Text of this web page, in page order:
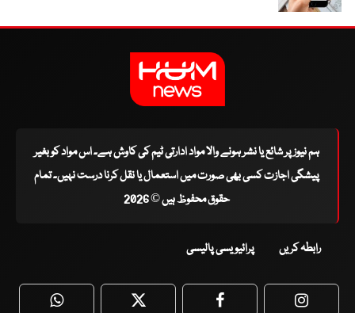
ہم نیوز پر شائع یا نشر ہونے والا مواد ادارتی ٹیم کی کاوش ہے۔ اس مواد کو بغیر
پیشگی اجازت کسی بھی صورت میں استعمال یا نقل کرنا درست نہیں۔ تمام
حقوق محفوظ ہیں © 2026
رابطہ کریں پرائیویسی پالیسی